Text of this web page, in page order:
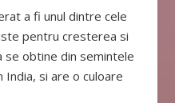
a fi unul dintre cele
pentru cresterea si
se obtine din semintele
India, si are o culoare